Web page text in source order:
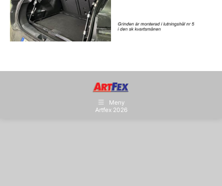
Meny
Artfex 2026